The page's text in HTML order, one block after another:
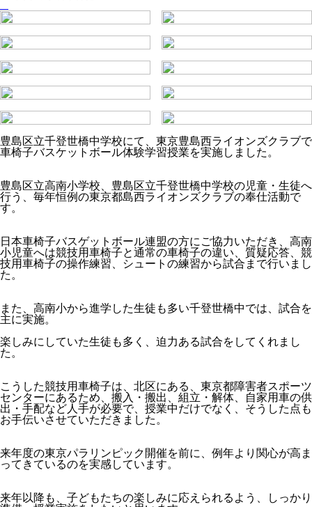
豊島区立千登世橋中学校にて、東京豊島西ライオンズクラブで
車椅子バスケットボール体験学習授業を実施しました。
豊島区立高南小学校、豊島区立千登世橋中学校の児童・生徒へ
行う、毎年恒例の東京都島西ライオンズクラブの奉仕活動で
す。
日本車椅子バスゲットボール連盟の方にご協力いただき、高南
小児童へは競技用車椅子と通常の車椅子の違い、質疑応答、競
技用車椅子の操作練習、シュートの練習から試合まで行いまし
た。
また、高南小から進学した生徒も多い千登世橋中では、試合を
主に実施。
楽しみにしていた生徒も多く、迫力ある試合をしてくれまし
た。
こうした競技用車椅子は、北区にある、東京都障害者スポーツ
センターにあるため、搬入・搬出、組立・解体、自家用車の供
出・手配など人手が必要で、授業中だけでなく、そうした点も
お手伝いさせていただきました。
来年度の東京パラリンピック開催を前に、例年より関心が高ま
ってきているのを実感しています。
来年以降も、子どもたちの楽しみに応えられるよう、しっかり